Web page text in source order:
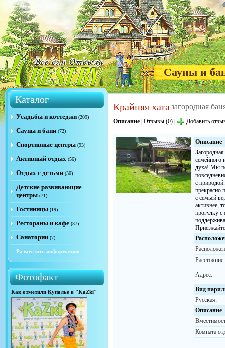
Сауны и
Каталог
Усадьбы и коттеджи (209)
Сауны и бани (72)
Спортивные центры (93)
Активный отдых (56)
Отдых с детьми (30)
Детские развивающие
центры (71)
Гостиницы (19)
Рестораны и кафе (37)
Санатории (7)
Разместить информацию
Фотофакт
Как отметили Купалье в "KaZki"
Крайняя хата загородная
Описание Отзывы (0) Добавить
Описание
семейного
духа! Мы
с
прекрасно
с семьей
активнее,
прогулку с
Адрес:
Вид
Русская:
Описание
Комната